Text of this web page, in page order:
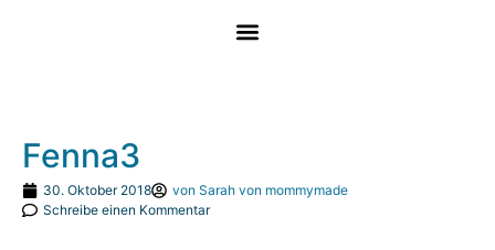
Fenna3
30. Oktober 2018 von Sarah von mommymade
Schreibe einen Kommentar